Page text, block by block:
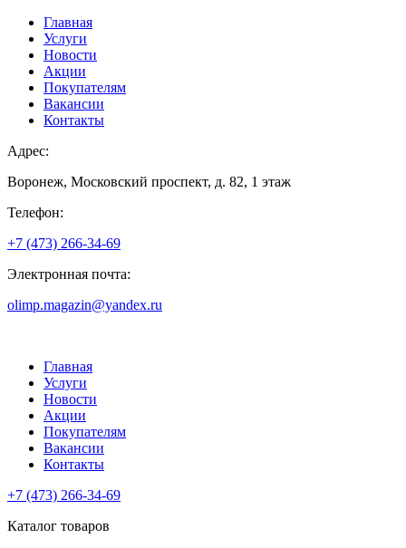
Главная
Услуги
Новости
Акции
Покупателям
Вакансии
Контакты
Адрес:
Воронеж, Московский проспект, д. 82, 1 этаж
Телефон:
+7 (473) 266-34-69
Электронная почта:
olimp.magazin@yandex.ru
Главная
Услуги
Новости
Акции
Покупателям
Вакансии
Контакты
+7 (473) 266-34-69
Каталог товаров